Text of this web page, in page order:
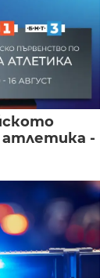
атлетика -